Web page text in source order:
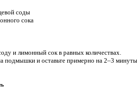
соды
сока
и лимонный сок в равных количествах.
подмышки и оставьте примерно на 2–3